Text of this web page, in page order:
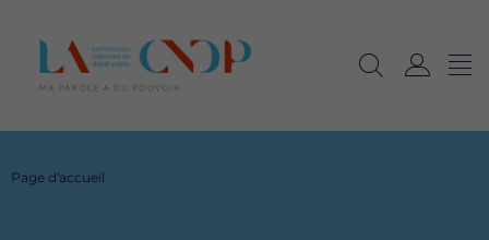
recherche
n
Fil
Page d'accueil